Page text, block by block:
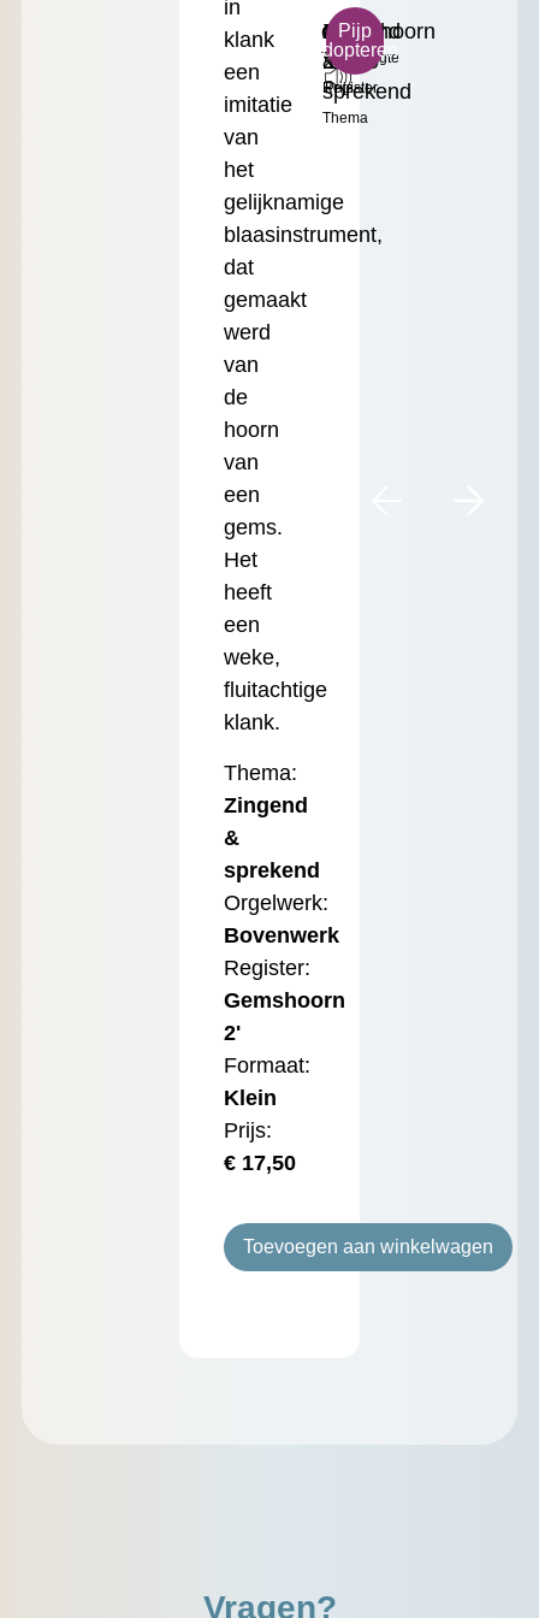
in
klank
een
imitatie
van
het
gelijknamige
blaasinstrument,
dat
gemaakt
werd
van
de
hoorn
van
een
gems.
Het
heeft
een
weke,
fluitachtige
klank.
Thema:
Zingend
&
sprekend
Orgelwerk:
Bovenwerk
Register:
Gemshoorn
2'
Formaat:
Klein
Prijs:
€17,50
Toevoegen aan winkelwagen
c³
Toonhoogte
Zingend
&
sprekend
Thema
Gemshoorn
2'
Register
Klein
Formaat
€
17.50
Prijs
Pijp
adopteren
Vragen?